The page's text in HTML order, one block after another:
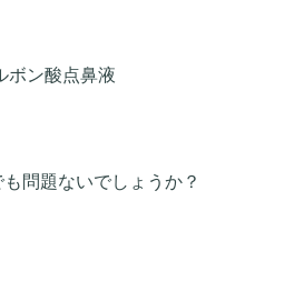
ボン酸点鼻液
問題ないでしょうか？